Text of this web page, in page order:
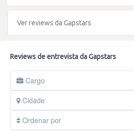
Ver reviews da Gapstars
Reviews de entrevista da Gapstars
Cargo
Cidade
Ordenar por